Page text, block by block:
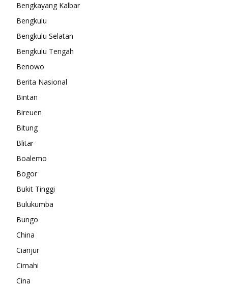
Bengkayang Kalbar
Bengkulu
Bengkulu Selatan
Bengkulu Tengah
Benowo
Berita Nasional
Bintan
Bireuen
Bitung
Blitar
Boalemo
Bogor
Bukit Tinggi
Bulukumba
Bungo
China
Cianjur
Cimahi
Cina